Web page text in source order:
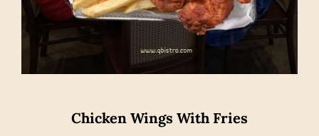
Chicken Wings With Fries